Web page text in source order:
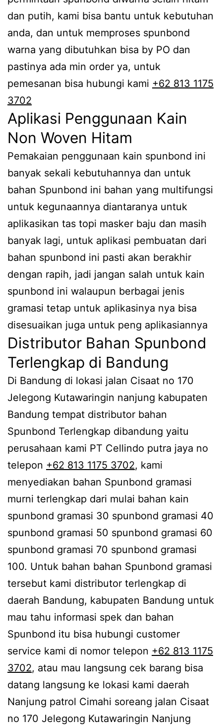
dan putih, kami bisa bantu untuk kebutuhan
anda, dan untuk memproses spunbond
warna yang dibutuhkan bisa by PO dan
pastinya ada min order ya, untuk
pemesanan bisa hubungi kami +62 813 1175
3702
Aplikasi Penggunaan Kain
Non Woven Hitam
Pemakaian penggunaan kain spunbond ini
banyak sekali kebutuhannya dan untuk
bahan Spunbond ini bahan yang multifungsi
untuk kegunaannya diantaranya untuk
aplikasikan tas topi masker baju dan masih
banyak lagi, untuk aplikasi pembuatan dari
bahan spunbond ini pasti akan berakhir
dengan rapih, jadi jangan salah untuk kain
spunbond ini walaupun berbagai jenis
gramasi tetap untuk aplikasinya nya bisa
disesuaikan juga untuk peng aplikasiannya
Distributor Bahan Spunbond
Terlengkap di Bandung
Di Bandung di lokasi jalan Cisaat no 170
Jelegong Kutawaringin nanjung kabupaten
Bandung tempat distributor bahan
Spunbond Terlengkap dibandung yaitu
perusahaan kami PT Cellindo putra jaya no
telepon +62 813 1175 3702, kami
menyediakan bahan Spunbond gramasi
murni terlengkap dari mulai bahan kain
spunbond gramasi 30 spunbond gramasi 40
spunbond gramasi 50 spunbond gramasi 60
spunbond gramasi 70 spunbond gramasi
100. Untuk bahan bahan Spunbond gramasi
tersebut kami distributor terlengkap di
daerah Bandung, kabupaten Bandung untuk
mau tahu informasi spek dan bahan
Spunbond itu bisa hubungi customer
service kami di nomor telepon +62 813 1175
3702, atau mau langsung cek barang bisa
datang langsung ke lokasi kami daerah
Nanjung patrol Cimahi soreang jalan Cisaat
no 170 Jelegong Kutawaringin Nanjung